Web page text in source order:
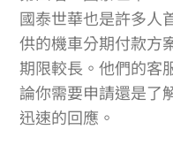
國泰世華也是許多人
供的機車分期付款方
期限較長。他們的客
論你需要申請還是了
迅速的回應。